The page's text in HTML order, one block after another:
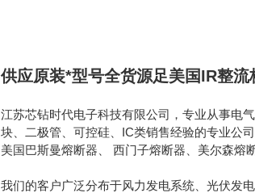
供应原装*型号全货源足美国IR整流
江苏芯钻时代电子科技有限公司，专业从事电
块、二极管、可控硅、IC类销售经验的专业公
美国巴斯曼熔断器、 西门子熔断器、美尔森熔
我们的客户广泛分布于风力发电系统、光伏发